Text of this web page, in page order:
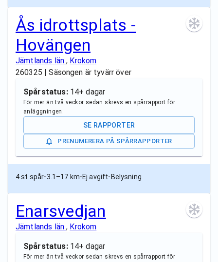
Ås idrottsplats -
Hovängen
Jämtlands län, Krokom
260325 | Säsongen är tyvärr över
Spårstatus: 14+ dagar
För mer än två veckor sedan skrevs en spårrapport för
anläggningen.
SE RAPPORTER
PRENUMERERA PÅ SPÅRRAPPORTER
4 st spår•3.1–17 km•Ej avgift• Belysning
Enarsvedjan
Jämtlands län, Krokom
Spårstatus: 14+ dagar
För mer än två veckor sedan skrevs en spårrapport för